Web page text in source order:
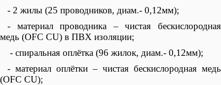
- 2 жилы (25 проводников, диам.- 0,12мм);
- материал проводника – чистая бескислородная
медь (OFC CU) в ПВХ изоляции;
- спиральная оплётка (96 жилок, диам.- 0,12мм);
- материал оплётки – чистая бескислородная медь
(OFC CU);